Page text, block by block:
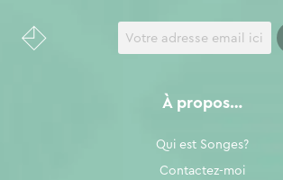
À propos…
Qui est Songes?
Contactez-moi